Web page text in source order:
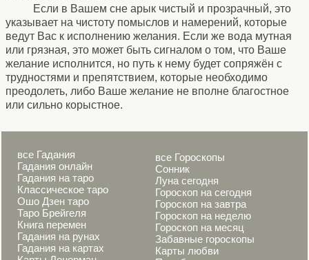
Если в Вашем сне арык чистый и прозрачный, это
указывает на чистоту помыслов и намерений, которые
ведут Вас к исполнению желания. Если же вода мутная
или грязная, это может быть сигналом о том, что Ваше
желание исполнится, но путь к нему будет сопряжён с
трудностями и препятствием, которые необходимо
преодолеть, либо Ваше желание не вполне благостное
или сильно корыстное.
все Гадания
Гадания онлайн
Гадания на таро
Классическое таро
Ошо Дзен таро
Таро Брейгеля
Книга перемен
Гадания на рунах
Гадания на картах
все Гороскопы
Сонник
Луна сегодня
Гороскоп на сегодня
Гороскоп на завтра
Гороскоп на неделю
Гороскоп на месяц
Забавные гороскопы
Карты любви